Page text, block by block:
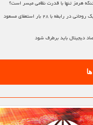
هرمز تنها با قدرت نظامی میسر است؟
پشت پرده ادعای یک روحانی در رابطه با ۲۸ بار استعفای مسعود
دیجیتال باید برطرف شود